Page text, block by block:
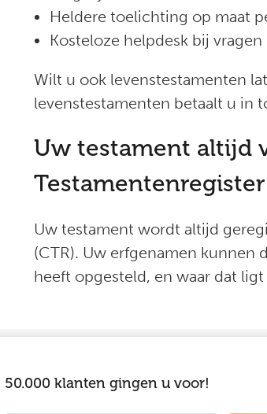
Heldere toelichting op maat
Kosteloze helpdesk bij vragen
Wilt u ook levenstestamenten
levenstestamenten betaalt u in
Uw testament altijd
Testamentenregister
Uw testament wordt altijd
(CTR). Uw erfgenamen kunnen
heeft opgesteld, en waar dat
50.000 klanten gingen u voor!